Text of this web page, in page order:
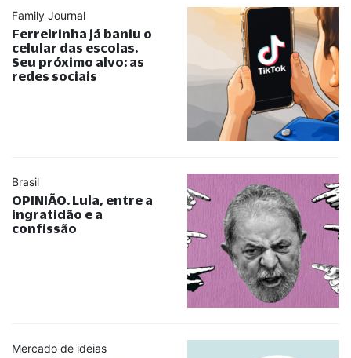
Family Journal
Ferreirinha já baniu o
celular das escolas.
Seu próximo alvo: as
redes sociais
Brasil
OPINIÃO. Lula, entre a
ingratidão e a
confissão
Mercado de ideias